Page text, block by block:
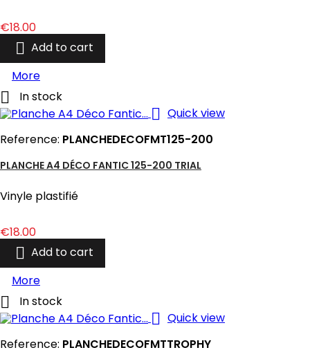
Price
€18.00
 Add to cart
More
 In stock
 Quick view
Reference: PLANCHEDECOFMT125-200
PLANCHE A4 DÉCO FANTIC 125-200 TRIAL
Vinyle plastifié
Price
€18.00
 Add to cart
More
 In stock
 Quick view
Reference: PLANCHEDECOFMTTROPHY